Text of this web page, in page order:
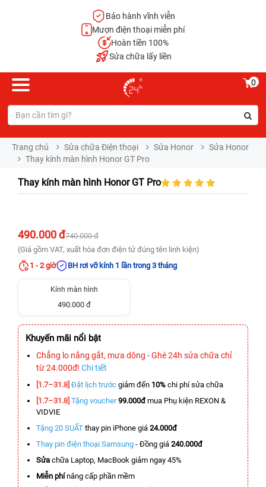
Bảo hành vĩnh viễn
Mượn điện thoại miễn phí
Hoàn tiền 100%
Sửa chữa lấy liền
0
Trang chủ Sửa chữa Điện thoại Sửa Honor
Sửa Honor
Thay kính màn hình Honor GT Pro
Thay kính màn hình Honor GT Pro
490.000 đ740.000 đ
(Giá gồm VAT, xuất hóa đơn điện tử đúng tên linh kiện)
1 - 2 giờ
BH rơi vỡ kính 1 lần trong 3 tháng
Kính màn hình
490.000 đ
Khuyến mãi nổi bật
Chẳng lo nắng gắt, mưa dông - Ghé 24h sửa chữa chỉ
từ 24.000đ! Chi tiết
[1.7–31.8] Đặt lịch trước giảm đến 10% chi phí sửa chữa
[1.7–31.8] Tặng voucher 99.000đmua Phụ kiện REXON &
VIDVIE
Tặng 20 SUẤT thay pin iPhone giá 24.000đ
Thay pin điện thoại Samsung - Đồng giá 240.000đ
Sửa chữa Laptop, MacBook giảm ngay 45%
Miễn phínâng cấp phần mềm